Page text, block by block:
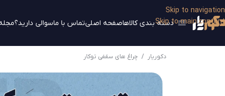
Skip to navigation
Skip to main contentدسته بندی کالاهاصفحه اصلیتماس با ماسوالی دارید؟
دکوریار / چراغ های سقفی توکار